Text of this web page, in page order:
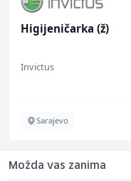
Higijeničarka (ž)
Invictus
Sarajevo
Možda vas zanima